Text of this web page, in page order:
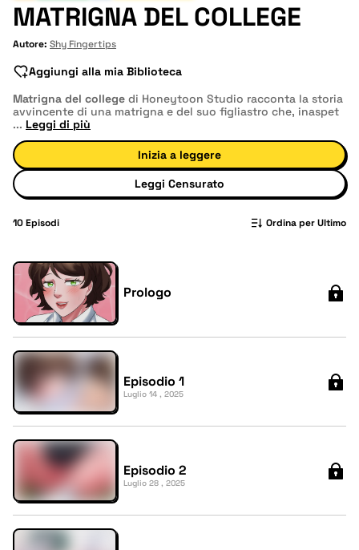
MATRIGNA DEL COLLEGE
Autore: Shy Fingertips
Aggiungi alla mia Biblioteca
Matrigna del college di Honeytoon Studio racconta la storia
avvincente di una matrigna e del suo figliastro che, inaspet
... Leggi di più
Inizia a leggere
Leggi Censurato
10Episodi Ordina per Ultimo
Prologo
Episodio 1
Luglio 14 , 2025
Episodio 2
Luglio 28 , 2025